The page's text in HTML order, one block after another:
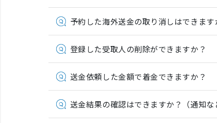
予約した海外送金の取り消しはできます
登録した受取人の削除ができますか？
送金依頼した金額で着金できますか？
送金結果の確認はできますか？（通知な